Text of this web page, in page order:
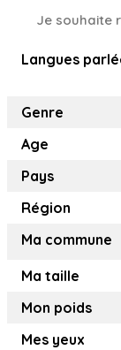
Je souhaite
Langues
Genre
Age
Pays
Région
Ma commune
Ma taille
Mon poids
Mes yeux